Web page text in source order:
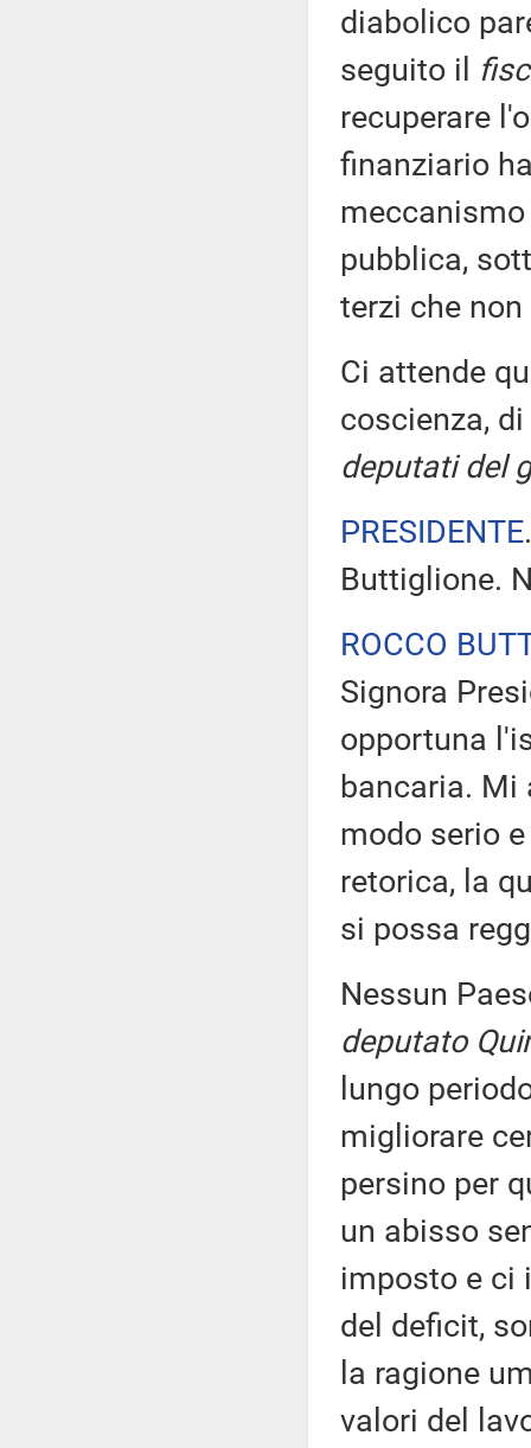
diabolico
seguito il
recuperare
finanziario
pubblica,
terzi che
Ci attende
coscienza,
deputati del
PRESIDENTE
Buttiglione.
ROCCO
Signora
opportuna
bancaria. Mi
modo serio
retorica, la
si possa
Nessun
deputato
lungo
migliorare
persino per
un abisso
imposto e ci
del deficit,
la ragione
valori del